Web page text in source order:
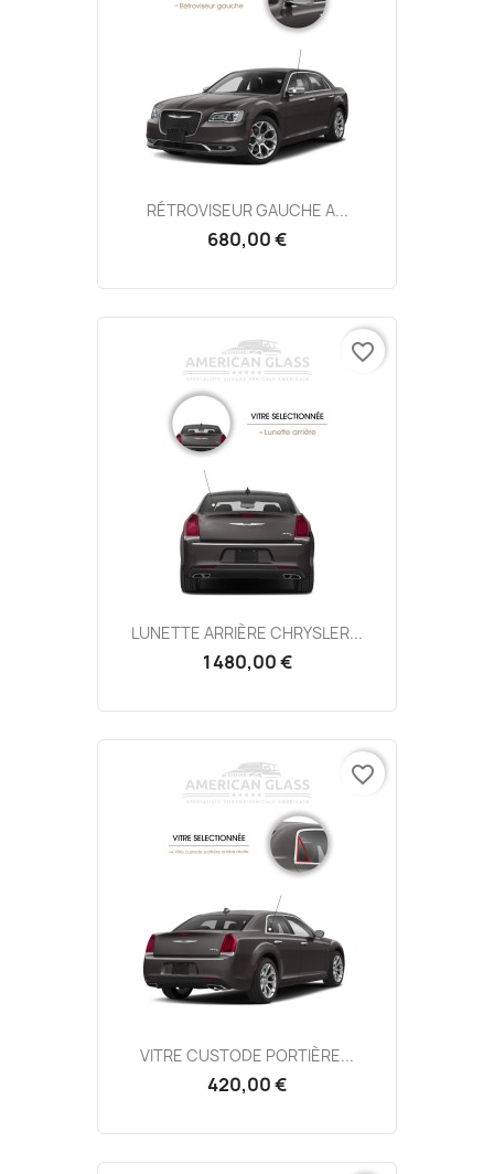
RÉTROVISEUR GAUCHE A...
680,00 €
LUNETTE ARRIÈRE CHRYSLER...
1 480,00 €
favorite_border
VITRE CUSTODE PORTIÈRE...
420,00 €
favorite_border